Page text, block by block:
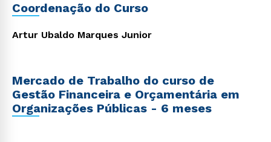
Coordenação do Curso
Artur Ubaldo Marques Junior
Mercado de Trabalho do curso de
Gestão Financeira e Orçamentária em
Organizações Públicas - 6 meses